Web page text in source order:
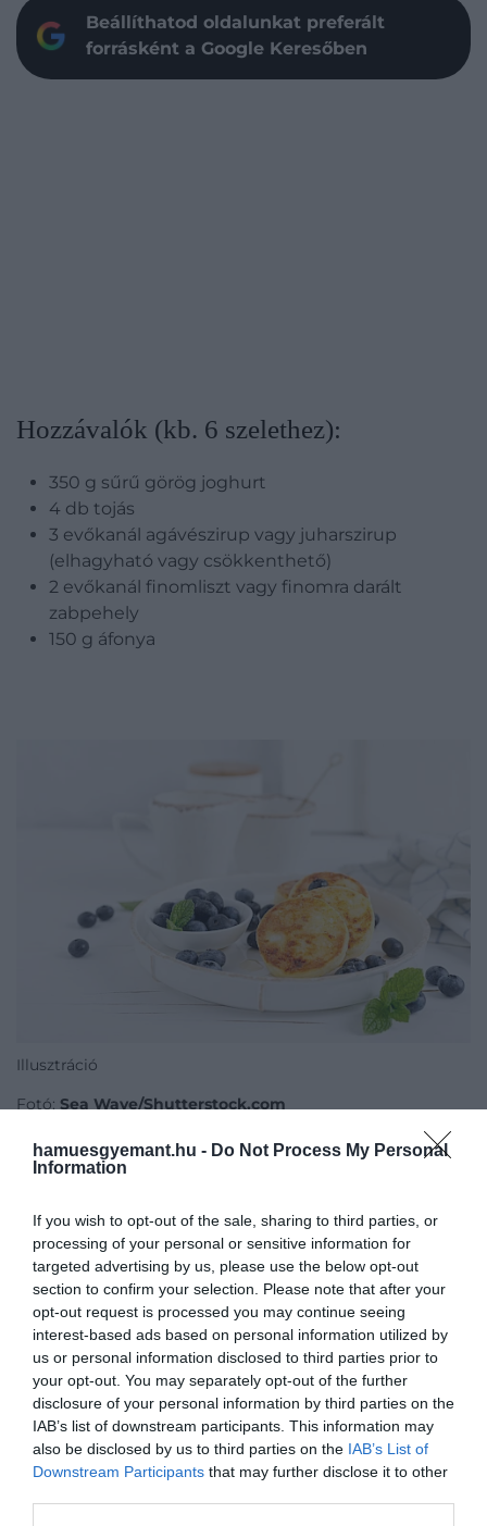
hamuesgyemant.hu - Do Not Process My Personal
Information
If you wish to opt-out of the sale, sharing to third parties, or
processing of your personal or sensitive information for
targeted advertising by us, please use the below opt-out
section to confirm your selection. Please note that after your
opt-out request is processed you may continue seeing
interest-based ads based on personal information utilized by
us or personal information disclosed to third parties prior to
your opt-out. You may separately opt-out of the further
disclosure of your personal information by third parties on the
IAB’s list of downstream participants. This information may
also be disclosed by us to third parties on the IAB’s List of
Downstream Participants that may further disclose it to other
Beállíthatod oldalunkat preferált
forrásként a Google Keresőben
Hozzávalók (kb. 6 szelethez):
350 g sűrű görög joghurt
4 db tojás
3 evőkanál agávészirup vagy juharszirup
(elhagyható vagy csökkenthető)
2 evőkanál finomliszt vagy finomra darált
zabpehely
150 g áfonya
Illusztráció
Fotó: Sea Wave/Shutterstock.com
Ezt is olvasd el!
így készíthetjük el otthon a qahwát –
recept
Elkészítés:
A sütőt 170 °C-ra előmelegítjük. Egy tálban
simára keverjük a görög joghurtot és a tojásokat.
Hozzáadjuk az édesítőt, majd a lisztet vagy a